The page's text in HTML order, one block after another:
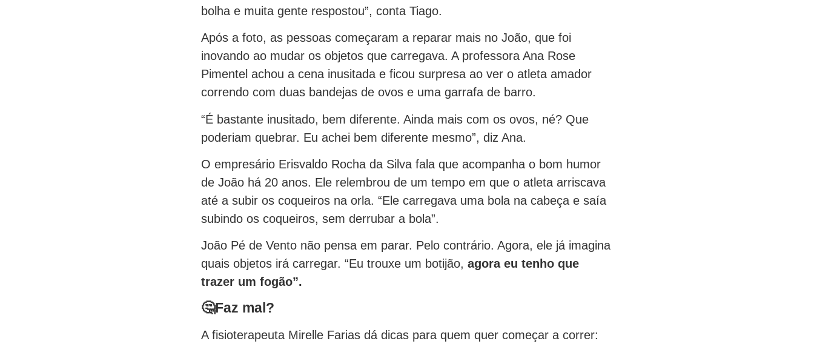
bolha e muita gente respostou”, conta Tiago.
Após a foto, as pessoas começaram a reparar mais no João, que foi
inovando ao mudar os objetos que carregava. A professora Ana Rose
Pimentel achou a cena inusitada e ficou surpresa ao ver o atleta amador
correndo com duas bandejas de ovos e uma garrafa de barro.
“É bastante inusitado, bem diferente. Ainda mais com os ovos, né? Que
poderiam quebrar. Eu achei bem diferente mesmo”, diz Ana.
O empresário Erisvaldo Rocha da Silva fala que acompanha o bom humor
de João há 20 anos. Ele relembrou de um tempo em que o atleta arriscava
até a subir os coqueiros na orla. “Ele carregava uma bola na cabeça e saía
subindo os coqueiros, sem derrubar a bola”.
João Pé de Vento não pensa em parar. Pelo contrário. Agora, ele já imagina
quais objetos irá carregar. “Eu trouxe um botijão, agora eu tenho que
trazer um fogão”.
🤔Faz mal?
A fisioterapeuta Mirelle Farias dá dicas para quem quer começar a correr: